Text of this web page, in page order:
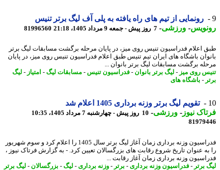
رونمایی از تیم های راه یافته به پلی آف لیگ برتر تنیس
-ورزشی-7 روز پیش - جمعه 9 مرداد 1405، 21:18 81996560
اعلام فدراسیون تنیس روی میز، در پایان مرحله برگشت مسابقات لیگ برتر
باشگاه های ایران تیم تنیس طبق اعلام فدراسیون تنیس روی میز، در پایان
برگشت مسابقات لیگ برتر بانوان ...
روی میز-لیگ برتر بانوان- فدراسیون تنیس-مسابقات لیگ-امتیاز-لیگ
- باشگاه های
تقویم لیگ برتر وزنه برداری 1405 اعلام شد
نیوز-ورزشی-10 روز پیش - چهارشنبه 7 مرداد 1405، 10:35
فدراسیون وزنه برداری زمان آغاز لیگ برتر سال 1405 را اعلام کرد و سوم شهریور
عنوان تاریخ شروع رقابت های بزرگسالان تعیین کرد. - به گزارش فرتاک نیوز ،
وزنه برداری زمان آغاز رقابت ...
برتر - فدراسیون وزنه برداری- برتر - وزنه برداری- لیگ-بزرگسالان-لیگ برتر